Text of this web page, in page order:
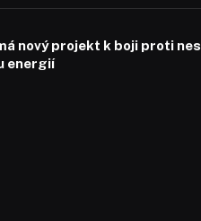
nový projekt k boji proti
energií